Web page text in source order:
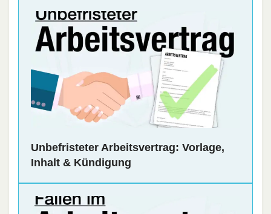
Unbefristeter Arbeitsvertrag: Vorlage,
Inhalt & Kündigung